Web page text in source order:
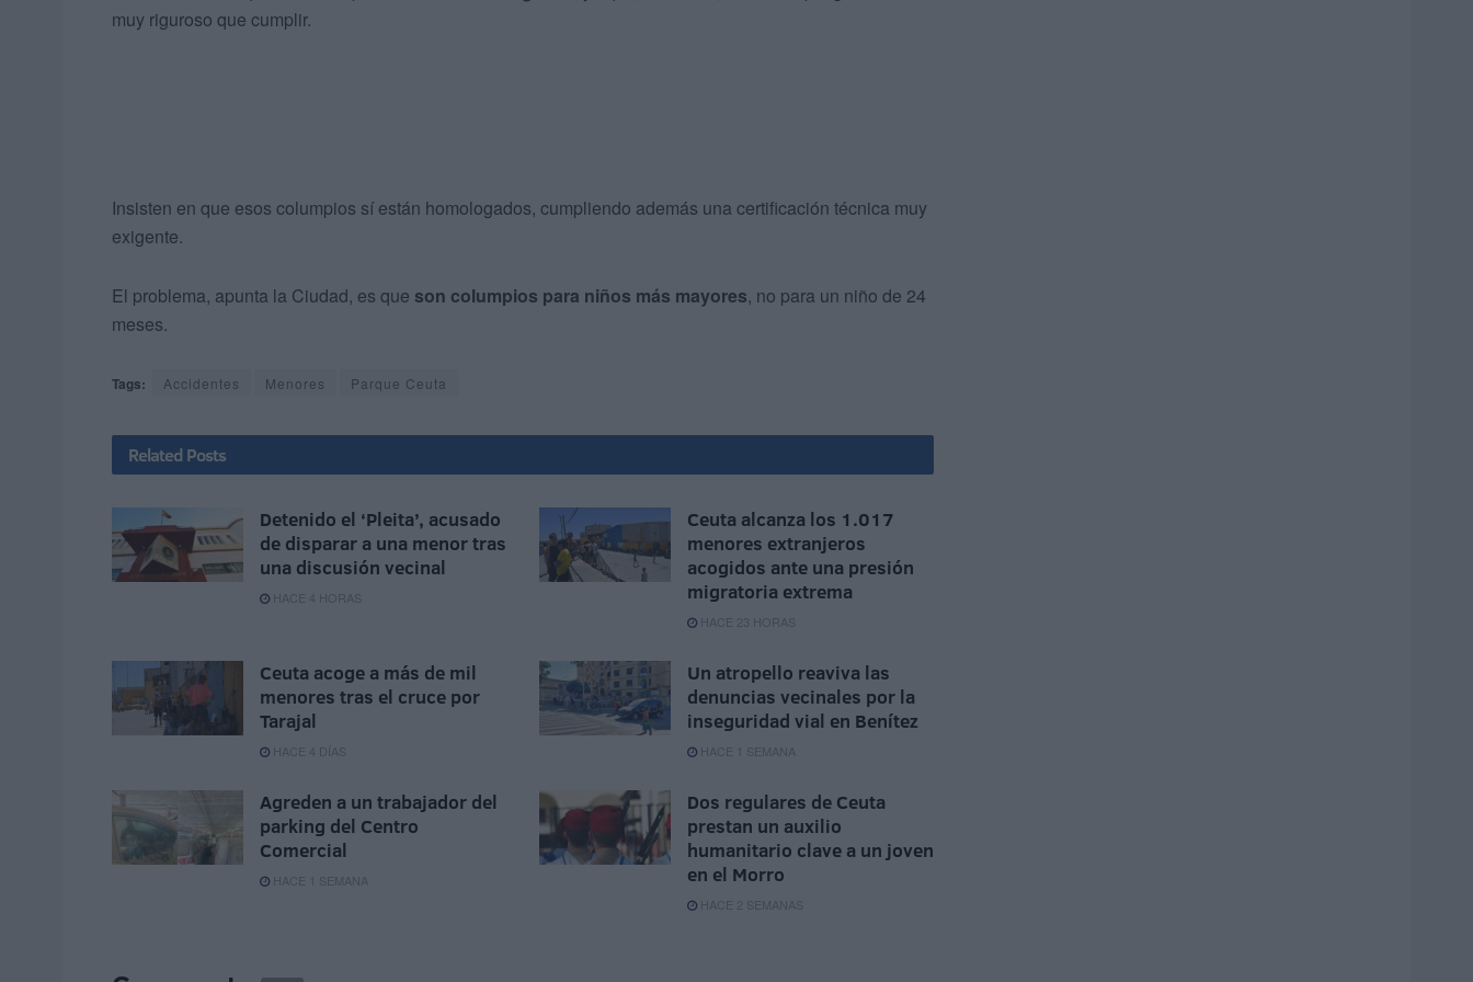
muy riguroso que cumplir.
Insisten en que esos columpios sí están homologados, cumpliendo además una certificación técnica muy
exigente.
El problema, apunta la Ciudad, es que son columpios para niños más mayores, no para un niño de 24
meses.
Tags: Accidentes Menores Parque Ceuta
Related Posts
Detenido el ‘Pleita’, acusado
de disparar a una menor tras
una discusión vecinal
HACE 4 HORAS
Ceuta alcanza los 1.017
menores extranjeros
acogidos ante una presión
migratoria extrema
HACE 23 HORAS
Ceuta acoge a más de mil
menores tras el cruce por
Tarajal
HACE 4 DÍAS
Un atropello reaviva las
denuncias vecinales por la
inseguridad vial en Benítez
HACE 1 SEMANA
Agreden a un trabajador del
parking del Centro
Comercial
HACE 1 SEMANA
Dos regulares de Ceuta
prestan un auxilio
humanitario clave a un joven
en el Morro
HACE 2 SEMANAS